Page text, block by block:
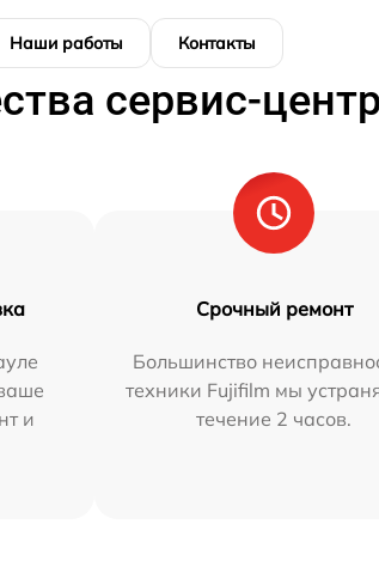
Наши работы Контакты
сервис-
и
Срочный ремонт
Большинство
техники Fujifilm мы
течение 2 часов.